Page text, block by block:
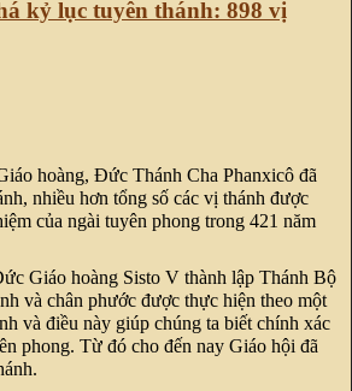
kỷ lục tuyên thánh: 898 vị
hoàng, Đức Thánh Cha Phanxicô đã
nhiều hơn tổng số các vị thánh được
của ngài tuyên phong trong 421 năm
Giáo hoàng Sisto V thành lập Thánh Bộ
và chân phước được thực hiện theo một
và điều này giúp chúng ta biết chính xác
phong. Từ đó cho đến nay Giáo hội đã